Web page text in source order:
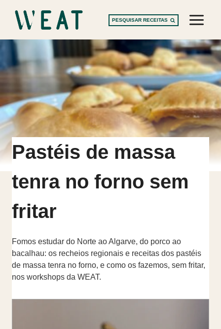
content
PESQUISAR RECEITAS
Pastéis de massa
tenra no forno sem
fritar
Fomos estudar do Norte ao Algarve, do porco ao
bacalhau: os recheios regionais e receitas dos pastéis
de massa tenra no forno, e como os fazemos, sem fritar,
nos workshops da WEAT.